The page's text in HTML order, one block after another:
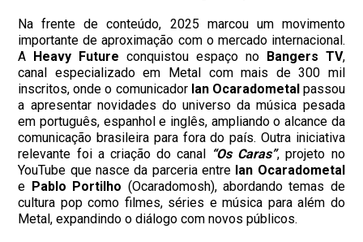
Na frente de conteúdo, 2025 marcou um movimento
importante de aproximação com o mercado internacional.
A Heavy Future conquistou espaço no Bangers TV,
canal especializado em Metal com mais de 300 mil
inscritos, onde o comunicador Ian Ocaradometalpassou
a apresentar novidades do universo da música pesada
em português, espanhol e inglês, ampliando o alcance da
comunicação brasileira para fora do país. Outra iniciativa
relevante foi a criação do canal “Os Caras”, projeto no
YouTube que nasce da parceria entre Ian Ocaradometal
e Pablo Portilho (Ocaradomosh), abordando temas de
cultura pop como filmes, séries e música para além do
Metal, expandindo o diálogo com novos públicos.